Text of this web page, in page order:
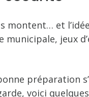
montent… et
jeux
préparation
voici